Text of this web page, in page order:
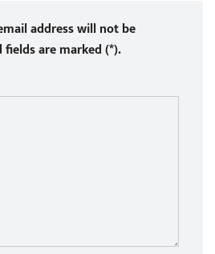
address will not be
are marked (*).